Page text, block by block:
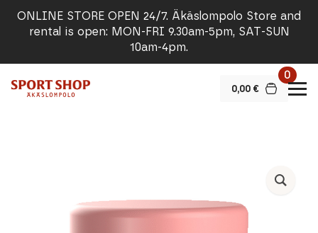
ONLINE STORE OPEN 24/7. Äkäslompolo Store and
rental is open: MON-FRI 9.30am-5pm, SAT-SUN
10am-4pm.
0,00 €
0